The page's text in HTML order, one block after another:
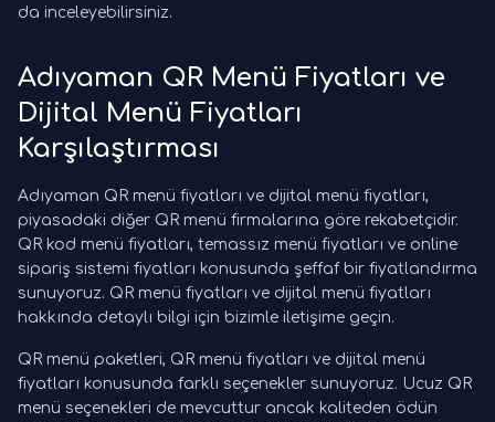
da inceleyebilirsiniz.
Adıyaman QR Menü Fiyatları ve
Dijital Menü Fiyatları
Karşılaştırması
Adıyaman QR menü fiyatları ve dijital menü fiyatları,
piyasadaki diğer QR menü firmalarına göre rekabetçidir.
QR kod menü fiyatları, temassız menü fiyatları ve online
sipariş sistemi fiyatları konusunda şeffaf bir fiyatlandırma
sunuyoruz. QR menü fiyatları ve dijital menü fiyatları
hakkında detaylı bilgi için bizimle iletişime geçin.
QR menü paketleri, QR menü fiyatları ve dijital menü
fiyatları konusunda farklı seçenekler sunuyoruz. Ucuz QR
menü seçenekleri de mevcuttur ancak kaliteden ödün